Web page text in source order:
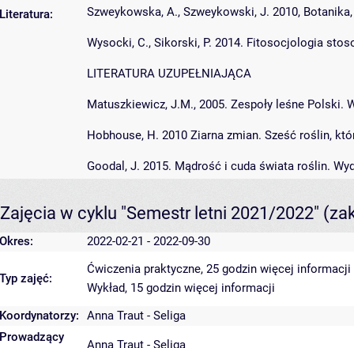
Literatura: Szweykowska, A., Szweykowski, J. 2010, Botanika,
Wysocki, C., Sikorski, P. 2014. Fitosocjologia
LITERATURA UZUPEŁNIAJĄCA
Matuszkiewicz, J.M., 2005. Zespoły leśne Polski.
Hobhouse, H. 2010 Ziarna zmian. Sześć roślin,
Goodal, J. 2015. Mądrość i cuda świata roślin.
Zajęcia w cyklu "Semestr letni 2021/2022"
Okres: 2022-02-21 - 2022-09-30
Typ zajęć:
Ćwiczenia praktyczne, 25 godzin więcej informacji
Wykład, 15 godzin więcej informacji
Koordynatorzy:
Anna Traut - Seliga
Prowadzący
Anna Traut - Seliga